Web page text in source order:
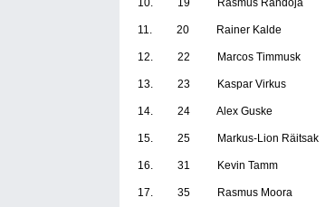
10. 19 Rasmus Randoja
11. 20 Rainer Kalde
12. 22 Marcos Timmusk
13. 23 Kaspar Virkus
14. 24 Alex Guske
15. 25 Markus-Lion Räitsak
16. 31 Kevin Tamm
17. 35 Rasmus Moora